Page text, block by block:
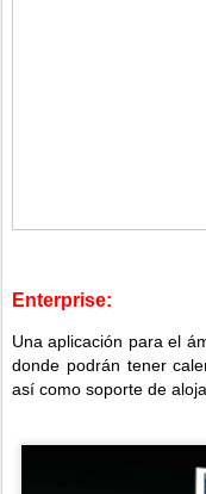
Enterprise:
Una aplicación para el
donde podrán tener
así como soporte de